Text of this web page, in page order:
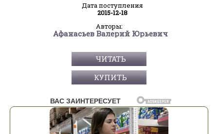
Дата поступления
2015-12-18
Авторы:
Афанасьев Валерий Юрьевич
ЧИТАТЬ
КУПИТЬ